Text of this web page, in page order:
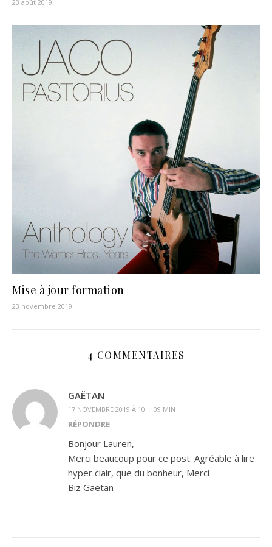
23 août 2019
Mise à jour formation
23 novembre 2019
4 COMMENTAIRES
GAËTAN
17 NOVEMBRE 2019 À 10 H 09 MIN
RÉPONDRE
Bonjour Lauren,
Merci beaucoup pour ce post. Agréable à lire
hyper clair, que du bonheur, Merci
Biz Gaëtan